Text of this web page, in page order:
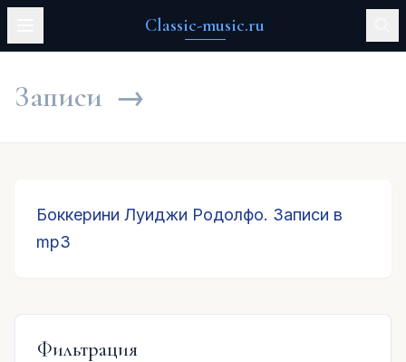
Classic-music.ru
Записи →
Боккерини Луиджи Родолфо. Записи в
mp3
Фильтрация